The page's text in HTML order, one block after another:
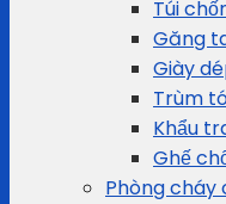
Túi
Găng
Giày
Trùm
Khẩu
Ghế
Phòng cháy